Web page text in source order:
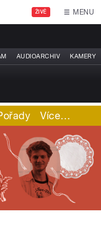
ŽIVĚ MENU
AUDIOARCHIV KAMERY
Více…